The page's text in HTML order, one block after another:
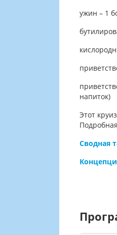
ужин – 1
напиток)
Этот
Сводная